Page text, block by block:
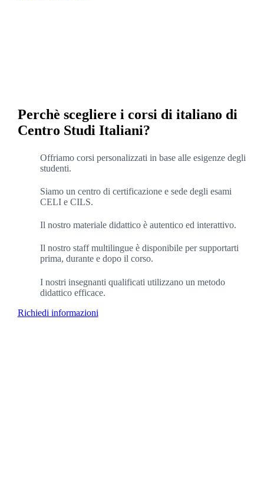
Perchè scegliere i corsi di italiano di
Centro Studi Italiani?
Offriamo corsi personalizzati in base alle esigenze degli
studenti.
Siamo un centro di certificazione e sede degli esami
CELI e CILS.
Il nostro materiale didattico è autentico ed interattivo.
Il nostro staff multilingue è disponibile per supportarti
prima, durante e dopo il corso.
I nostri insegnanti qualificati utilizzano un metodo
didattico efficace.
Richiedi informazioni